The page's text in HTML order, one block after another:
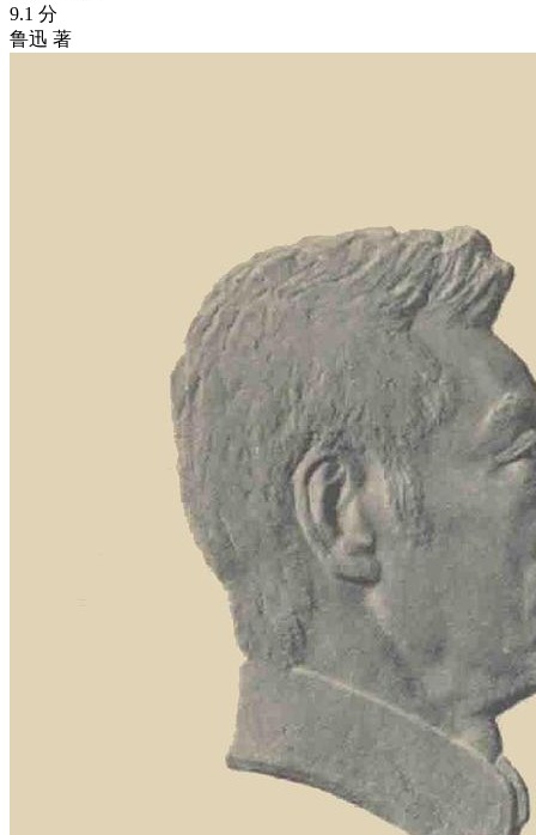
9.1 分
鲁迅 著